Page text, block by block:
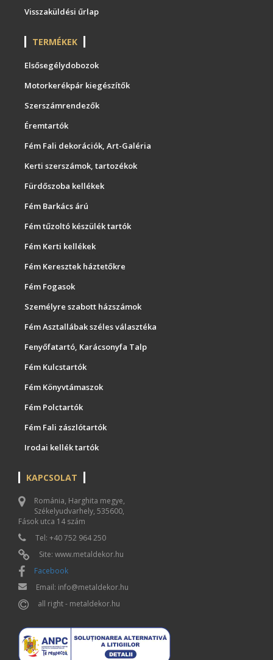
Visszaküldési űrlap
TERMÉKEK
Elsősegélydobozok
Motorkerékpár kiegészítők
Szerszámrendezők
Éremtartók
Fém Fali dekorációk, Art-Galéria
Kerti szerszámok, tartozékok
Fürdőszoba kellékek
Fém Barkács árú
Fém tűzoltó készülék tartók
Fém Kerti kellékek
Fém Keresztek háztetőkre
Fém Fogasok
Személyre szabott házszámok
Fém Asztallábak széles választéka
Fenyőfatartó, Karácsonyfa Talp
Fém Kulcstartók
Fém Könyvtámaszok
Fém Polctartók
Fém Fali zászlótartók
Irodai kellék tartók
KAPCSOLAT
Románia, Harghita megye,
Székelyudvarhely, 535600,
Fások utca 14 szám
Tel: +40 752 964 250
Site: www.metaldekor.hu
Facebook
Email: info@metaldekor.hu
all right - metaldekor.hu